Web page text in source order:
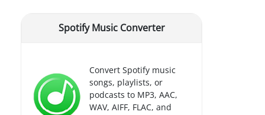
Spotify Music Converter
Convert Spotify music
songs, playlists, or
podcasts to MP3, AAC,
WAV, AIFF, FLAC, and